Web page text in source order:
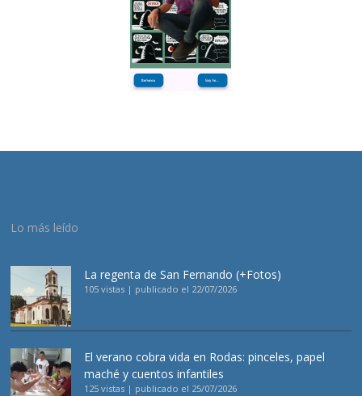
Lo más leído
La regenta de San Fernando (+Fotos)
105 vistas | publicado el 22/07/2026
El verano cobra vida en Rodas: pinceles, papel
maché y cuentos infantiles
125 vistas | publicado el 25/07/2026